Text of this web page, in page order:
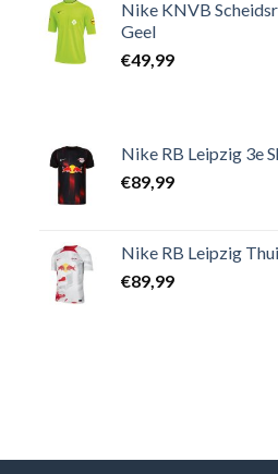
Nike KNVB
Geel
€49,99
Nike RB Leipzig 3e
€89,99
Nike RB Leipzig
€89,99